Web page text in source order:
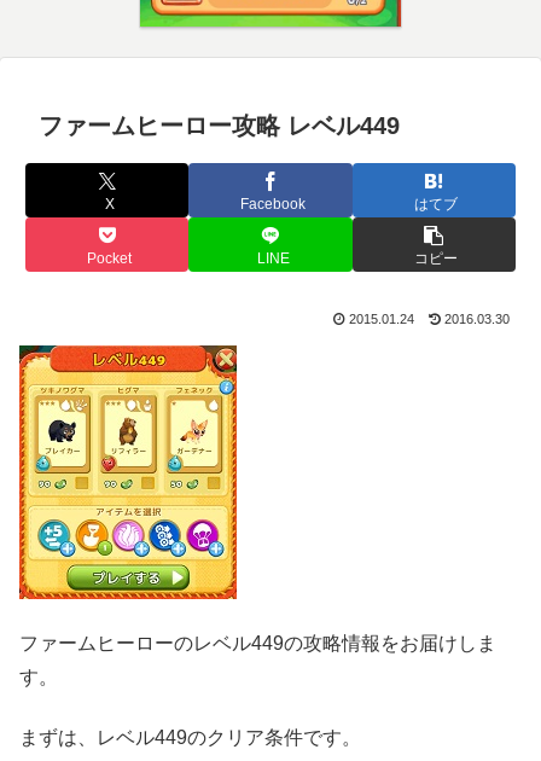
ファームヒーロー攻略 レベル449
X Facebook はてブ
Pocket LINE コピー
2015.01.24 2016.03.30
ファームヒーローのレベル449の攻略情報をお届けしま
す。
まずは、レベル449のクリア条件です。